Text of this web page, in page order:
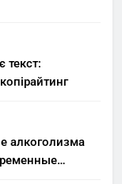
текст:
алкоголизма